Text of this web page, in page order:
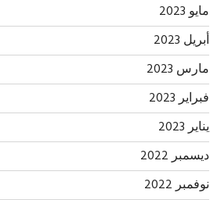
مايو 2023
أبريل 2023
مارس 2023
فبراير 2023
يناير 2023
ديسمبر 2022
نوفمبر 2022